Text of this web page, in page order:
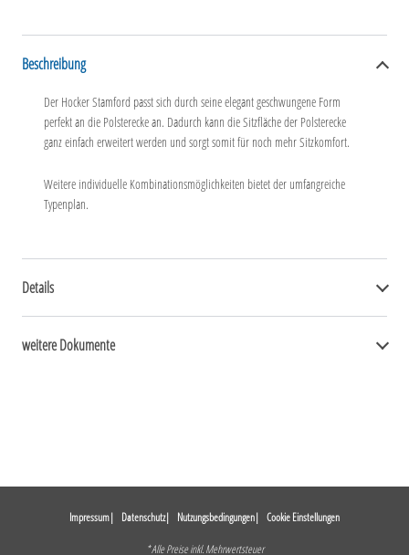
Beschreibung
Der Hocker Stamford passt sich durch seine elegant geschwungene Form
perfekt an die Polsterecke an. Dadurch kann die Sitzfläche der Polsterecke
ganz einfach erweitert werden und sorgt somit für noch mehr Sitzkomfort.
Weitere individuelle Kombinationsmöglichkeiten bietet der umfangreiche
Typenplan.
Details
weitere Dokumente
Impressum Datenschutz Nutzungsbedingungen Cookie Einstellungen
* Alle Preise inkl. Mehrwertsteuer